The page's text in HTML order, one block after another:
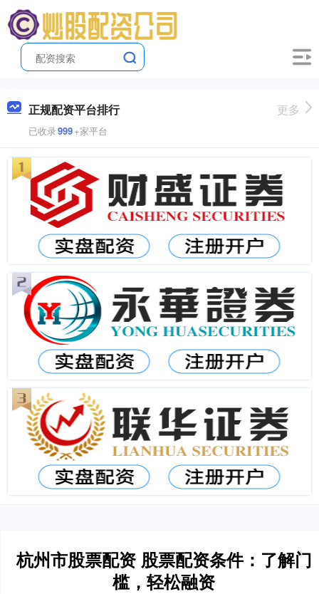
正规配资平台排行
已收录999+家平台
更多
杭州市股票配资 股票配资条件：了解门
槛，轻松融资